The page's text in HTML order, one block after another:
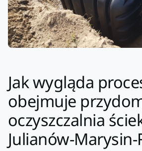
Jak wygląda
obejmuje
oczyszczalnia
Julianów-Marysin-